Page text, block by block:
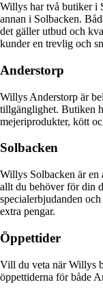
Willys har två butiker i
annan i Solbacken.
det gäller utbud och
kunder en trevlig och
Anderstorp
Willys Anderstorp är
tillgänglighet. Butiken
mejeriprodukter, kött
Solbacken
Willys Solbacken är en
allt du behöver för din
specialerbjudanden
extra pengar.
Öppettider
Vill du veta när Willys
öppettiderna för både